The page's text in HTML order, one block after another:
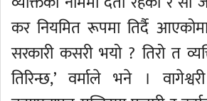
कर नियमित रूपमा तिर्दै
सरकारी कसरी भयो ? तिरो त
तिरिन्छ,’ वर्माले भने ।